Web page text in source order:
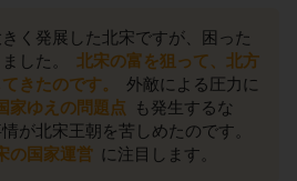
く発展した北宋ですが、困った
した。
北宋の富を狙って、北方
きたのです。
外敵による圧力に
家ゆえの問題点
も発生するな
が北宋王朝を苦しめたのです。
の国家運営 に注目します。